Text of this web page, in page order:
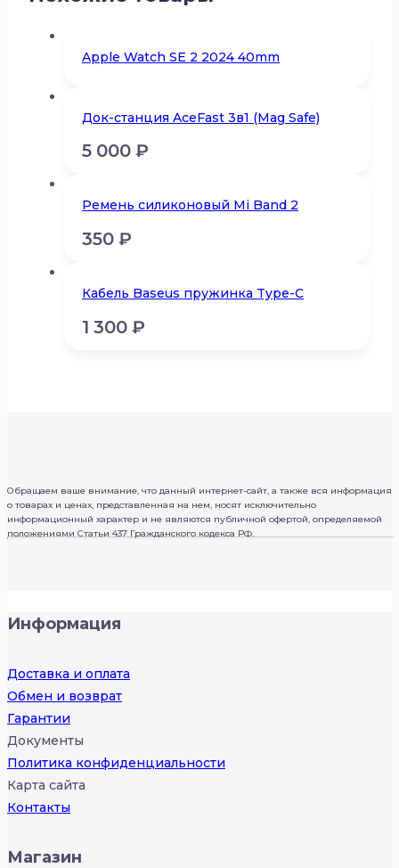
Apple Watch SE 2 2024 40mm
Док-станция AceFast 3в1 (Mag Safe)
5 000 ₽
Ремень силиконовый Mi Band 2
350 ₽
Кабель Baseus пружинка Type-C
1 300 ₽
Обращаем ваше внимание, что данный интернет-сайт, а также вся информация
о товарах и ценах, представленная на нем, носят исключительно
информационный характер и не являются публичной офертой, определяемой
положениями Статьи 437 Гражданского кодекса РФ.
Информация
Доставка и оплата
Обмен и возврат
Гарантии
Документы
Политика конфиденциальности
Карта сайта
Контакты
Магазин